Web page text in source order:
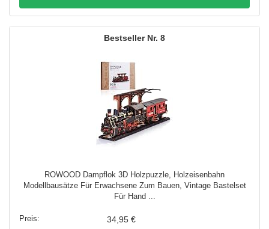
8
ROWOOD Dampflok 3D Holzpuzzle, Holzeisenbahn
Modellbausätze Für Erwachsene Zum Bauen, Vintage Bastelset
Für Hand ...
34,95 €